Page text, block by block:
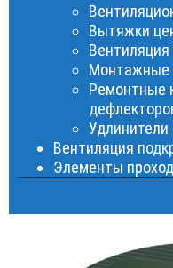
Вытяжки
Монтажные
Ремонтные
Вентиляция
Элементы